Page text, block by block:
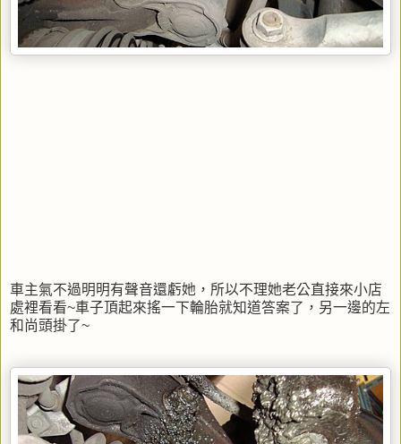
車主氣不過明明有聲音還虧她，所以不理她老公直接來小店
處裡看看~車子頂起來搖一下輪胎就知道答案了，另一邊的左
和尚頭掛了~